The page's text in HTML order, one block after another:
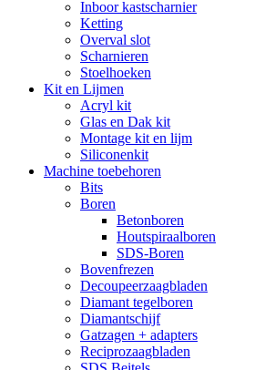
Inboor kastscharnier
Ketting
Overval slot
Scharnieren
Stoelhoeken
Kit en Lijmen
Acryl kit
Glas en Dak kit
Montage kit en lijm
Siliconenkit
Machine toebehoren
Bits
Boren
Betonboren
Houtspiraalboren
SDS-Boren
Bovenfrezen
Decoupeerzaagbladen
Diamant tegelboren
Diamantschijf
Gatzagen + adapters
Reciprozaagbladen